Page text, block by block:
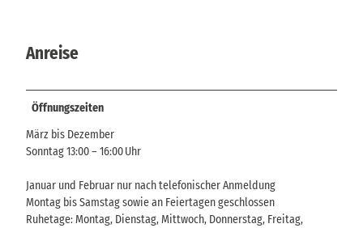
Anreise
Öffnungszeiten
März bis Dezember
Sonntag 13:00 – 16:00 Uhr
Januar und Februar nur nach telefonischer Anmeldung
Montag bis Samstag sowie an Feiertagen geschlossen
Ruhetage: Montag, Dienstag, Mittwoch, Donnerstag, Freitag,